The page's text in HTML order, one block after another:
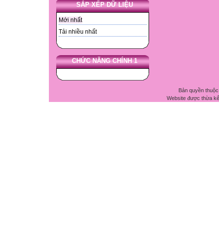
SẮP XẾP DỮ LIỆU
Mới nhất
Tải nhiều nhất
CHỨC NĂNG CHÍNH 1
Bản quyền
Website được thừa